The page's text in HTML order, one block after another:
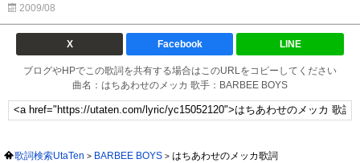
2009/08
X Facebook LINE
ブログやHPでこの歌詞を共有する場合はこのURLをコピーしてください
曲名：はちあわせのメッカ 歌手：BARBEE BOYS
歌詞検索UtaTen BARBEE BOYS はちあわせのメッカ歌詞